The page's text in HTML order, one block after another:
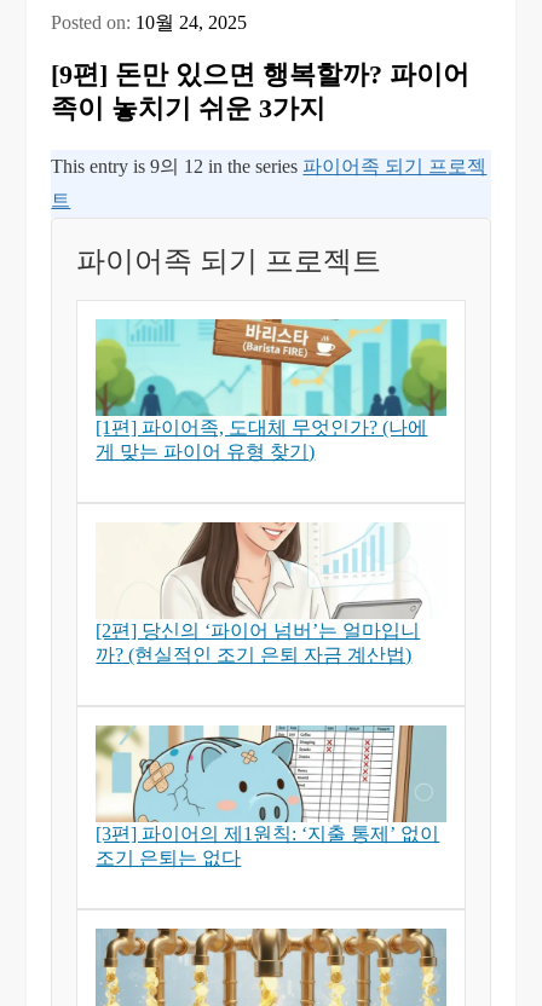
Posted on: 10월 24, 2025
[9편] 돈만 있으면 행복할까? 파이어
족이 놓치기 쉬운 3가지
This entry is 9의 12 in the series 파이어족 되기 프로젝
트
파이어족 되기 프로젝트
[1편] 파이어족, 도대체 무엇인가? (나에
게 맞는 파이어 유형 찾기)
[2편] 당신의 ‘파이어 넘버’는 얼마입니
까? (현실적인 조기 은퇴 자금 계산법)
[3편] 파이어의 제1원칙: ‘지출 통제’ 없이
조기 은퇴는 없다